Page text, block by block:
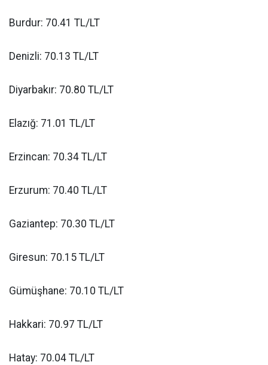
Burdur: 70.41 TL/LT
Denizli: 70.13 TL/LT
Diyarbakır: 70.80 TL/LT
Elazığ: 71.01 TL/LT
Erzincan: 70.34 TL/LT
Erzurum: 70.40 TL/LT
Gaziantep: 70.30 TL/LT
Giresun: 70.15 TL/LT
Gümüşhane: 70.10 TL/LT
Hakkari: 70.97 TL/LT
Hatay: 70.04 TL/LT